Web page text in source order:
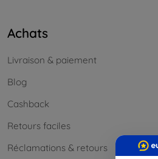
Achats
Livraison & paiement
Blog
Cashback
Retours faciles
Réclamations & retours